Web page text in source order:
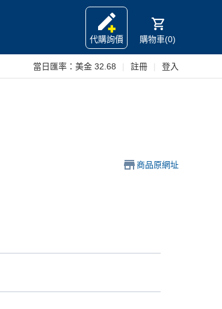
代購詢價
購物車(0)
當日匯率： 美金 32.68 註冊 登入
商品原網址